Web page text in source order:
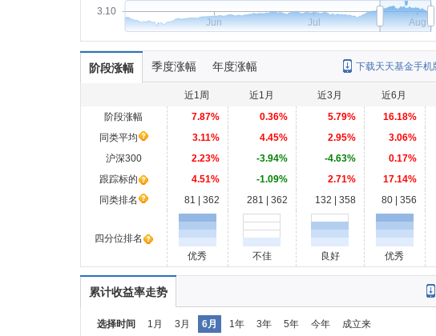
3.10
Jun Jul Aug
阶段涨幅 季度涨幅 年度涨幅 下载天天基金手机
近1周 近1月 近3月 近6月
阶段涨幅
7.87% 0.36% 5.79% 16.18%
同类平均
3.11% 4.45% 2.95% 3.06%
沪深300
2.23% -3.94% -4.63% 0.17%
跟踪标的
4.51% -1.09% 2.71% 17.14%
同类排名
81 | 362 281 | 362 132 | 358 80 | 356
四分位排名
优秀
不佳 良好 优秀
累计收益率走势
选择时间 1月 3月 6月 1年 3年 5年 今年 成立来